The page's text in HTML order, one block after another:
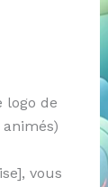
logo de
vous